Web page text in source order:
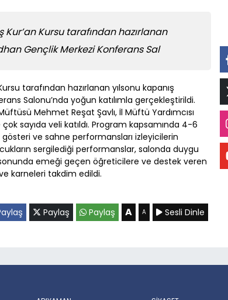
Kursu tarafından hazırlanan
Gençlik Merkezi Konferans Sal
tarafından hazırlanan yılsonu kapanış
Salonu’nda yoğun katılımla gerçekleştirildi.
Mehmet Reşat Şavlı, İl Müftü Yardımcısı
sayıda veli katıldı. Program kapsamında 4-6
ve sahne performansları izleyicilerin
sergilediği performanslar, salonda duygu
emeği geçen öğreticilere ve destek veren
karneleri takdim edildi.
Paylaş Paylaş A A Sesli Dinle